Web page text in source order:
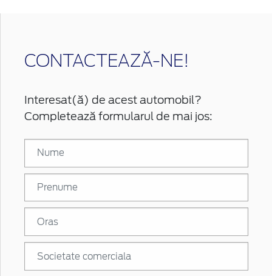
CONTACTEAZĂ-NE!
Interesat(ă) de acest automobil?
Completează formularul de mai jos: